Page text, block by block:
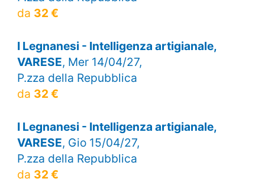
da 32 €
I Legnanesi - Intelligenza artigianale,
VARESE, Mer 14/04/27,
P.zza della Repubblica
da 32 €
I Legnanesi - Intelligenza artigianale,
VARESE, Gio 15/04/27,
P.zza della Repubblica
da 32 €